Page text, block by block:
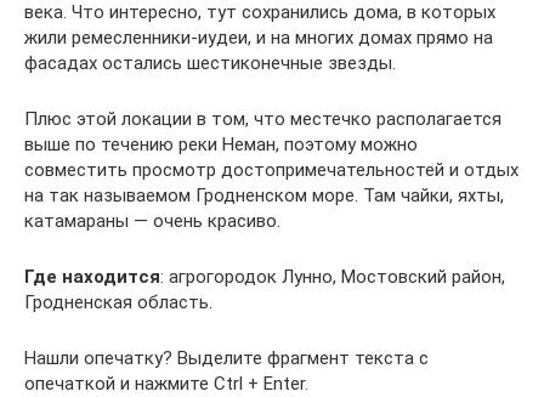
века. Что интересно, тут сохранились дома, в которых
жили ремесленники-иудеи, и на многих домах прямо на
фасадах остались шестиконечные звезды.
Плюс этой локации в том, что местечко располагается
выше по течению реки Неман, поэтому можно
совместить просмотр достопримечательностей и отдых
на так называемом Гродненском море. Там чайки, яхты,
катамараны — очень красиво.
Где находится: агрогородок Лунно, Мостовский район,
Гродненская область.
Нашли опечатку? Выделите фрагмент текста с
опечаткой и нажмите Ctrl + Enter.